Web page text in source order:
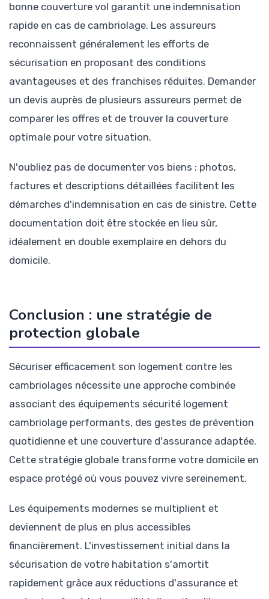
bonne couverture vol garantit une indemnisation
rapide en cas de cambriolage. Les assureurs
reconnaissent généralement les efforts de
sécurisation en proposant des conditions
avantageuses et des franchises réduites. Demander
un devis auprès de plusieurs assureurs permet de
comparer les offres et de trouver la couverture
optimale pour votre situation.
N'oubliez pas de documenter vos biens : photos,
factures et descriptions détaillées facilitent les
démarches d'indemnisation en cas de sinistre. Cette
documentation doit être stockée en lieu sûr,
idéalement en double exemplaire en dehors du
domicile.
Conclusion : une stratégie de
protection globale
Sécuriser efficacement son logement contre les
cambriolages nécessite une approche combinée
associant des équipements sécurité logement
cambriolage performants, des gestes de prévention
quotidienne et une couverture d'assurance adaptée.
Cette stratégie globale transforme votre domicile en
espace protégé où vous pouvez vivre sereinement.
Les équipements modernes se multiplient et
deviennent de plus en plus accessibles
financièrement. L'investissement initial dans la
sécurisation de votre habitation s'amortit
rapidement grâce aux réductions d'assurance et